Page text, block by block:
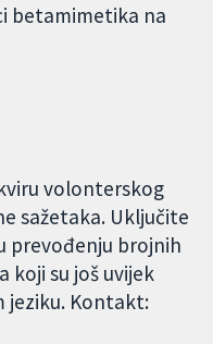
betamimetika na
volonterskog
sažetaka. Uključite
prevođenju brojnih
koji su još uvijek
jeziku. Kontakt: